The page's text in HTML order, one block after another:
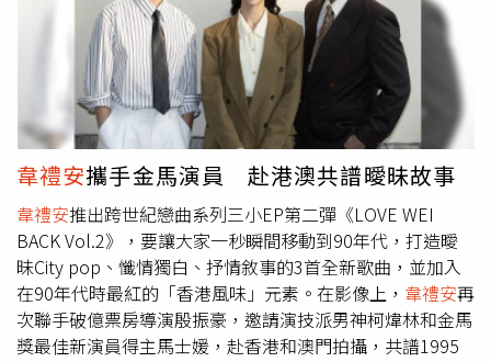
告，歌單除了經典作，更收錄許多「隱藏版遺珠」，將透過
大膽編排帶給雙耳全新感受。韋禮安也笑稱，這次不僅會展
現深情一面，還會再次挑戰跳舞，期待與全場粉絲一起「熱
線」。適逢39歲生日當天發布舉辦演唱會喜訊，他仍笑說：
「雖然我的演唱會是『韋 您好』接電話的概念，但我希望
生日當天可以沒有電話，關掉手機，不被打擾，好好享受
me time的一天，但大概是現在最奢侈的願望了。」
韋禮安攜手金馬演員 赴港澳共譜曖昧故事
韋禮安推出跨世紀戀曲系列三小EP第二彈《LOVE WEI
BACK Vol.2》，要讓大家一秒瞬間移動到90年代，打造曖
昧City pop、懺情獨白、抒情敘事的3首全新歌曲，並加入
在90年代時最紅的「香港風味」元素。在影像上， 韋禮安再
次聯手破億票房導演殷振豪，邀請演技派男神柯煒林和金馬
獎最佳新演員得主馬士媛，赴香港和澳門拍攝，共譜1995